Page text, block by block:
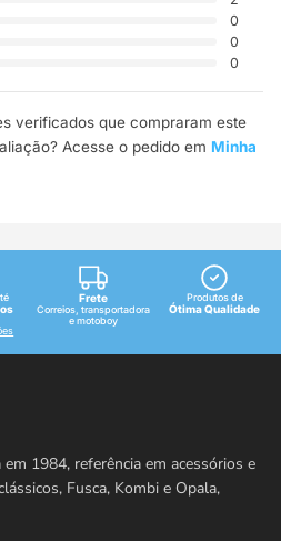
0
0
0
verificados que compraram este
Acesse o pedido em Minha
Frete
Correios, transportadora
e motoboy
Produtos de
Ótima Qualidade
1984, referência em acessórios e
Fusca, Kombi e Opala,